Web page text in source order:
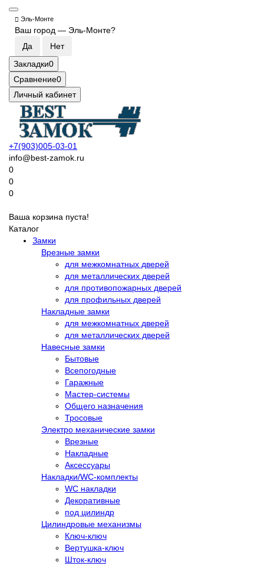
Эль-Монте
Ваш город — Эль-Монте?
Закладки0
Сравнение0
Личный кабинет
+7(903)005-03-01
info@best-zamok.ru
0
0
0
Ваша корзина пуста!
Каталог
Замки
Врезные замки
для межкомнатных дверей
для металлических дверей
для противопожарных дверей
для профильных дверей
Накладные замки
для межкомнатных дверей
для металлических дверей
Навесные замки
Бытовые
Всепогодные
Гаражные
Мастер-системы
Общего назначения
Тросовые
Электро механические замки
Врезные
Накладные
Аксессуары
Накладки/WC-комплекты
WC накладки
Декоративные
под цилиндр
Цилиндровые механизмы
Ключ-ключ
Вертушка-ключ
Шток-ключ